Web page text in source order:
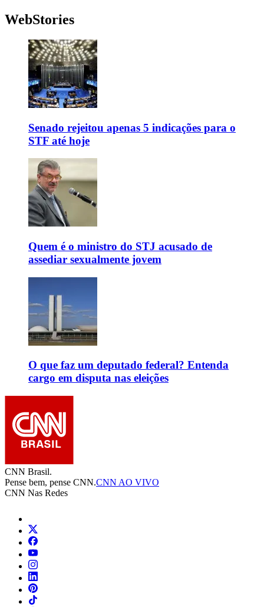
WebStories
Senado rejeitou apenas 5 indicações para o
STF até hoje
Quem é o ministro do STJ acusado de
assediar sexualmente jovem
O que faz um deputado federal? Entenda
cargo em disputa nas eleições
CNN Brasil.
Pense bem, pense CNN.CNN AO VIVO
CNN Nas Redes